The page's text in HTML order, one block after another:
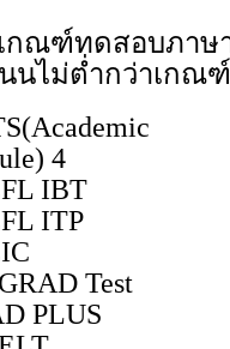
กณฑ์ทดสอบภาษ
นไม่ต่ำกว่าเกณ
4
IBT
ITP
Test
PLUS